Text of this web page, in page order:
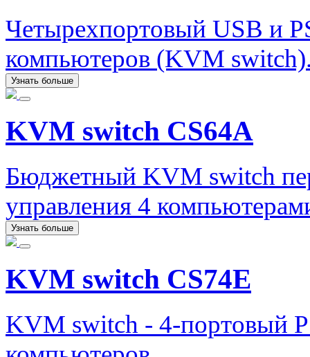
Четырехпортовый USB и
компьютеров (KVM
Узнать больше
KVM switch CS64A
Бюджетный KVM switch
управления 4
Узнать больше
KVM switch CS74E
KVM switch - 4-портовый